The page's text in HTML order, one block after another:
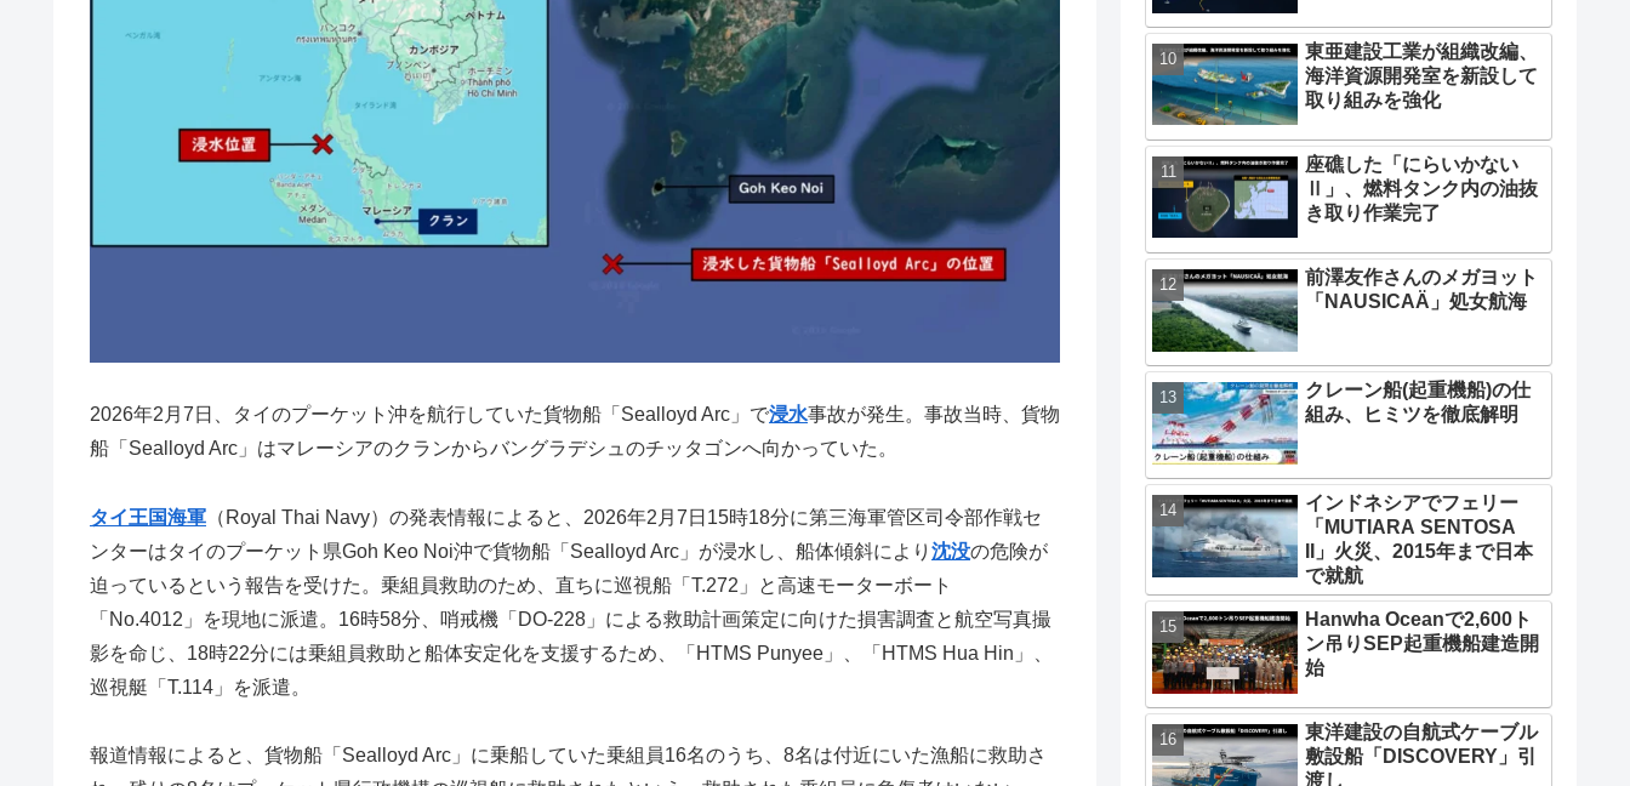
2026年2月7日、タイのプーケット沖を航行していた貨物船「Sealloyd Arc」で浸水事故が発生。事故当時、貨物
船「Sealloyd Arc」はマレーシアのクランからバングラデシュのチッタゴンへ向かっていた。
タイ王国海軍 （Royal Thai Navy）の発表情報によると、2026年2月7日15時18分に第三海軍管区司令部作戦セ
ンターはタイのプーケット県Goh Keo Noi沖で貨物船「Sealloyd Arc」が浸水し、船体傾斜により 沈没の危険が
迫っているという報告を受けた。乗組員救助のため、直ちに巡視船「T.272」と高速モーターボート
「No.4012」を現地に派遣。16時58分、哨戒機「DO-228」による救助計画策定に向けた損害調査と航空写真撮
影を命じ、18時22分には乗組員救助と船体安定化を支援するため、「HTMS Punyee」、「HTMS Hua Hin」、
巡視艇「T.114」を派遣。
報道情報によると、貨物船「Sealloyd Arc」に乗船していた乗組員16名のうち、8名は付近にいた漁船に救助さ
東亜建設工業が組織改編、
海洋資源開発室を新設して
取り組みを強化
座礁した「にらいかない
Ⅱ」、燃料タンク内の油抜
き取り作業完了
前澤友作さんのメガヨット
「NAUSICAÄ」処女航海
クレーン船(起重機船)の仕
組み、ヒミツを徹底解明
インドネシアでフェリー
「MUTIARA SENTOSA
II」火災、2015年まで日本
で就航
Hanwha Oceanで2,600ト
ン吊りSEP起重機船建造開
始
東洋建設の自航式ケーブル
敷設船「DISCOVERY」引
渡し